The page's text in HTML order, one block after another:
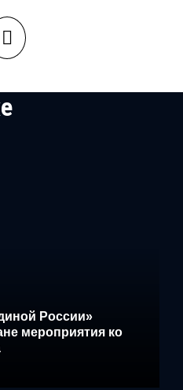
России»
мероприятия ко